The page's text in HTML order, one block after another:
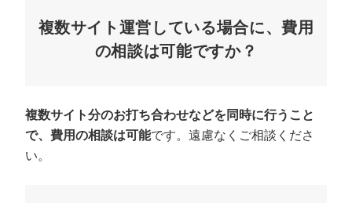
複数サイト運営している場合に、費用
の相談は可能ですか？
複数サイト分のお打ち合わせなどを同時に行うこと
で、費用の相談は可能です。遠慮なくご相談くださ
い。